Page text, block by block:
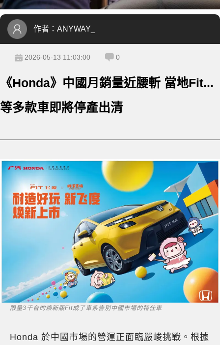
作者： ANYWAY_
2026-05-13 11:03:00 0
《Honda》中國月銷量近腰斬 當地Fit...
等多款車即將停產出清
限量3千台的煥新版Fit成了車系告別中國市場的特仕車
Honda 於中國市場的營運正面臨嚴峻挑戰。根據